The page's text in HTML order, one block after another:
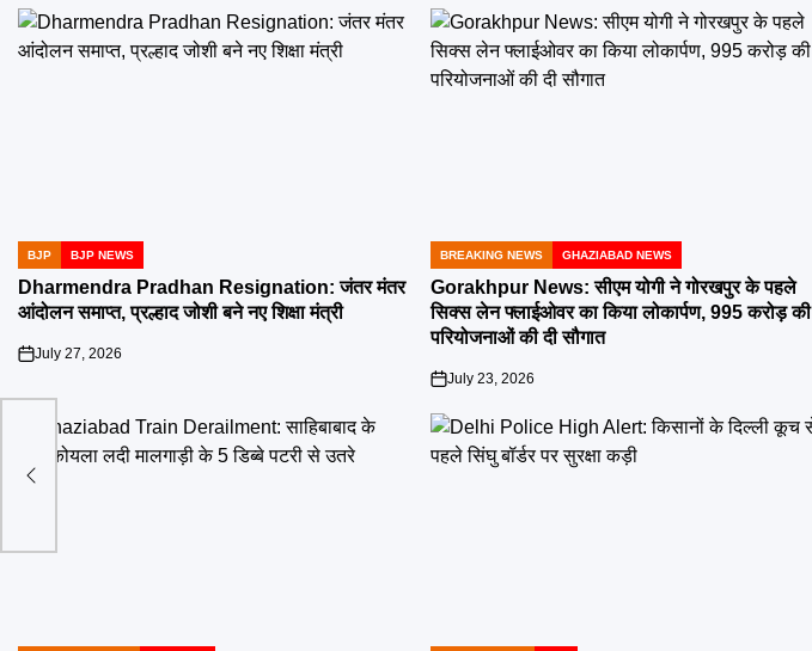
POSTED
IN
BJP BJP NEWS
Dharmendra Pradhan Resignation: जंतर मंतर
आंदोलन समाप्त, प्रल्हाद जोशी बने नए शिक्षा मंत्री
on
July 27, 2026
POSTED
IN
BREAKING NEWS GHAZIABAD NEWS
Gorakhpur News: सीएम योगी ने गोरखपुर के पहले
सिक्स लेन फ्लाईओवर का किया लोकार्पण, 995 करोड़ की
परियोजनाओं की दी सौगात
on
July 23, 2026
और